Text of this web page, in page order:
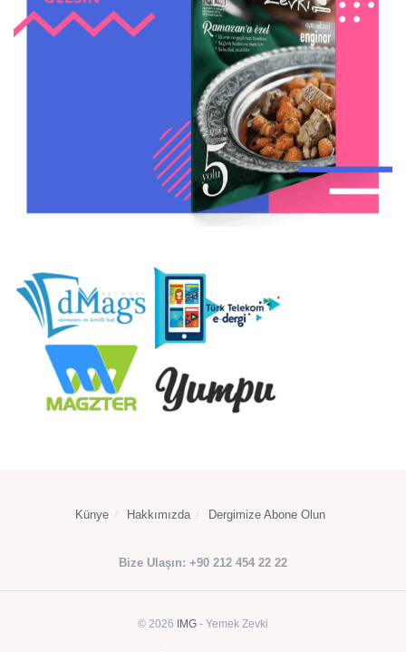
Künye Hakkımızda Dergimize Abone Olun
Bize Ulaşın: +90 212 454 22 22
© 2026 IMG - Yemek Zevki